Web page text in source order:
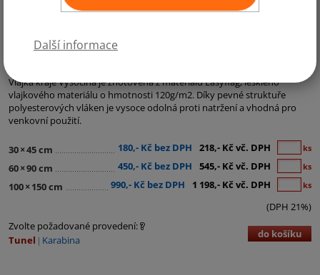
Další informace
Kategorie:Krajské vlajky
Vlajka kraje Vysočina je zhotovena z materiálu Easyflag, lesklého
vlajkového materiálu o hmotnosti 120g/m2. Díky pevné struktuře
polyesterových vláken je vysoce odolná proti natržení a vhodná pro
venkovní použití.
30×45 cm 180,- Kč bez DPH 218,- Kč vč. DPH ks
60×90 cm 450,- Kč bez DPH 545,- Kč vč. DPH ks
100× 150 cm 990,- Kč bez DPH 1 198,- Kč vč. DPH ks
(DPH 21%)
Zvolte požadované provedení:
Tunel
Karabina do košíku